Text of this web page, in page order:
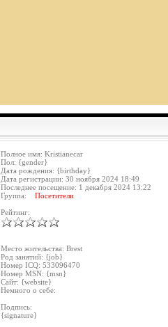
Полное имя: Kristianecar
Пол: {gender}
Дата рождения: {birthday}
Дата регистрации: 30 ноября 2024 18:49
Последнее посещение: 1 декабря 2024 13:22
Группа: Посетители
Рейтинг:
Место жительства: Brest
Род занятий: {job}
Номер ICQ: 533096470
Номер MSN: {msn}
Сайт: {website}
Немного о себе:
Подпись:
{signature}